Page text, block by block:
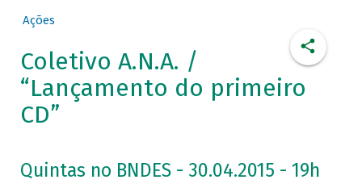
Ações
Coletivo A.N.A. /
“Lançamento do primeiro
CD”
Quintas no BNDES - 30.04.2015 - 19h